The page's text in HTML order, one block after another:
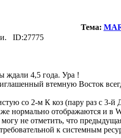
Тема:
ID:27775
ждали 4,5 года. Ура !
втемную Восток
со 2-м К коз (пару раз с
нормально отображаются и в
не отметить, что
к системным